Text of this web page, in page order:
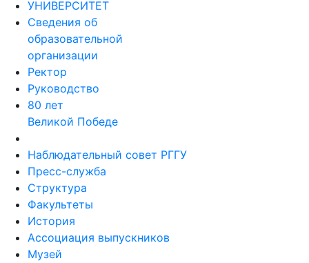
УНИВЕРСИТЕТ
Сведения об
образовательной
организации
Ректор
Руководство
80 лет
Великой Победе
Наблюдательный совет РГГУ
Пресс-служба
Структура
Факультеты
История
Ассоциация выпускников
Музей